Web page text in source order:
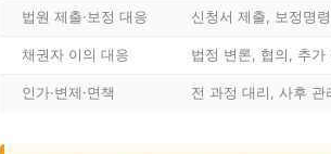
법원 제출·보정 대응 신청서 제출, 보정명
채권자 이의 대응 법정 변론, 협의, 추가
인가·변제·면책 전 과정 대리, 사후 관